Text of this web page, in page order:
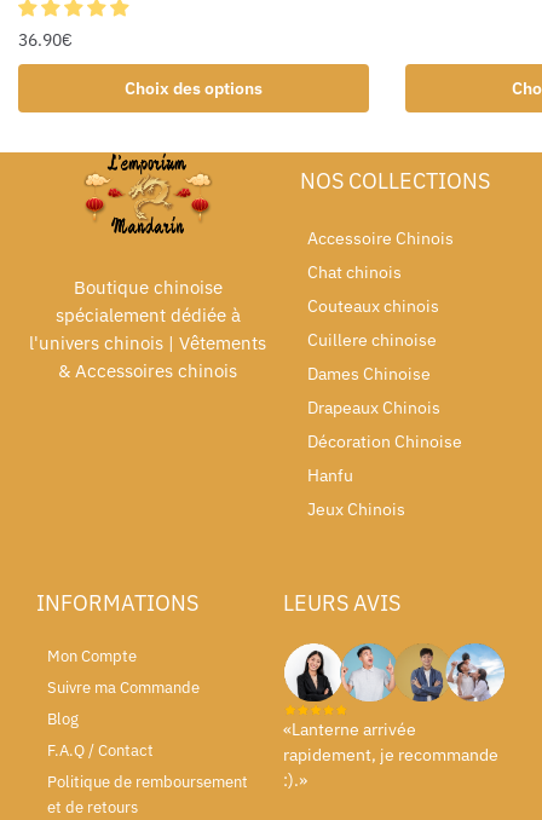
36.90€
Choix des options
Boutique chinoise
spécialement dédiée à
l'univers chinois | Vêtements
& Accessoires chinois
NOS COLLECTIONS
Accessoire Chinois
Chat chinois
Couteaux chinois
Cuillere chinoise
Dames Chinoise
Drapeaux Chinois
Décoration Chinoise
Hanfu
Jeux Chinois
INFORMATIONS
Mon Compte
Suivre ma Commande
Blog
F.A.Q / Contact
Politique de remboursement
et de retours
LEURS AVIS
«Lanterne arrivée
rapidement, je recommande
:).»